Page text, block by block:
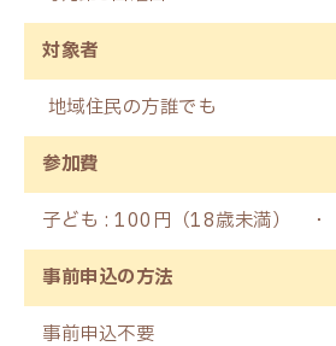
対象者
地域住民の方誰でも
参加費
子ども : 100円（18歳未満）
事前申込の方法
事前申込不要